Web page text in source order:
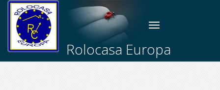
Toggle
Rolocasa Europa